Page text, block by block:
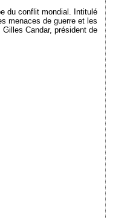
du conflit mondial. Intitulé
menaces de guerre et les
Candar, président de